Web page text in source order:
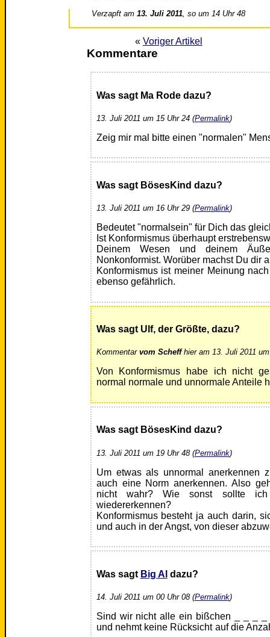
Verzapft am13. Juli 2011, so um 14 Uhr 48
« Voriger Artikel
Kommentare
Was sagt Ma Rode dazu?
13. Juli 2011 um 15 Uhr 24 (Permalink)
Zeig mir mal bitte einen "normalen"
Was sagt BösesKind dazu?
13. Juli 2011 um 16 Uhr 29 (Permalink)
Bedeutet "normalsein" für Dich das
Ist Konformismus überhaupt
Deinem Wesen und deinem
Nonkonformist. Worüber machst Du dir
Konformismus ist meiner Meinung
ebenso gefährlich.
Was sagt Ulf, der Größte, dazu?
Kommentar vom Scheffhier am 13. Juli 2011
Von Konformismus habe ich nicht
normal normale und unnormale Anteile
Was sagt BösesKind dazu?
13. Juli 2011 um 19 Uhr 48 (Permalink)
Um etwas als unnormal anerkennen
auch eine Norm anerkennen. Also
nicht wahr? Wie sonst sollte
wiedererkennen?
Konformismus besteht ja auch darin,
und auch in der Angst, von dieser
Was sagt Big Al dazu?
14. Juli 2011 um 00 Uhr 08 (Permalink)
Sind wir nicht alle ein bißchen _ _ _ _
und nehmt keine Rücksicht auf die